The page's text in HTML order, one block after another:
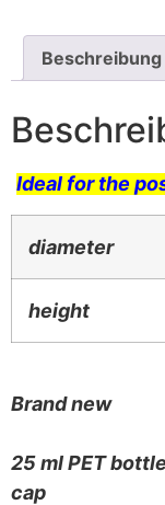
Beschreibung
Ideal for the
diameter
height
Brand new
25 ml PET
cap